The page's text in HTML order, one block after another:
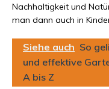
Nachhaltigkeit und
man dann auch in
Siehe auch So
und effektive
A bis Z